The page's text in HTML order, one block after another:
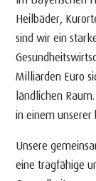
Heilbäder,
sind wir ein
Milliarden Euro
ländlichen
in einem unserer
Unsere
eine tragfähige